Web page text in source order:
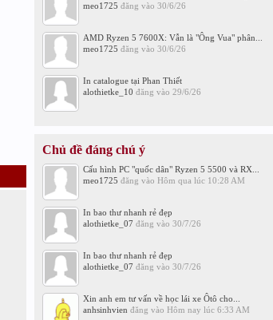
meo1725 đăng vào 30/6/26
AMD Ryzen 5 7600X: Vẫn là "Ông Vua" phân...
meo1725 đăng vào 30/6/26
In catalogue tại Phan Thiết
alothietke_10 đăng vào 29/6/26
Chủ đề đáng chú ý
Cấu hình PC "quốc dân" Ryzen 5 5500 và RX...
meo1725 đăng vào Hôm qua lúc 10:28 AM
In bao thư nhanh rẻ đẹp
alothietke_07 đăng vào 30/7/26
In bao thư nhanh rẻ đẹp
alothietke_07 đăng vào 30/7/26
Xin anh em tư vấn về học lái xe Ôtô cho...
anhsinhvien đăng vào Hôm nay lúc 6:33 AM